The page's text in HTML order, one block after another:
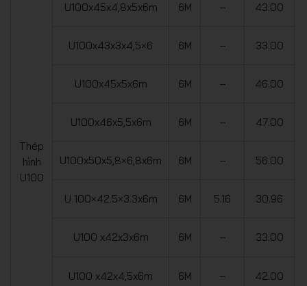
Thép
hình
U100
U100x45x4,8x5x6m 6M – 43.00
U100x43x3x4,5×6 6M – 33.00
U100x45x5x6m 6M – 46.00
U100x46x5,5x6m 6M – 47.00
U100x50x5,8×6,8x6m 6M – 56.00
U 100×42.5×3.3x6m 6M 5.16 30.96
U100 x42x3x6m 6M – 33.00
U100 x42x4,5x6m 6M – 42.00